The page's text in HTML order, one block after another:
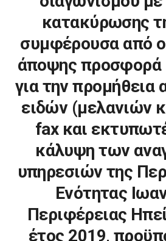
κατακύρωσης
συμφέρουσα από
άποψης προσφορά
για την
ειδών (μελανιών
fax και
κάλυψη των
υπηρεσιών της
Ενότητας
Περιφέρειας
έτος 2019,